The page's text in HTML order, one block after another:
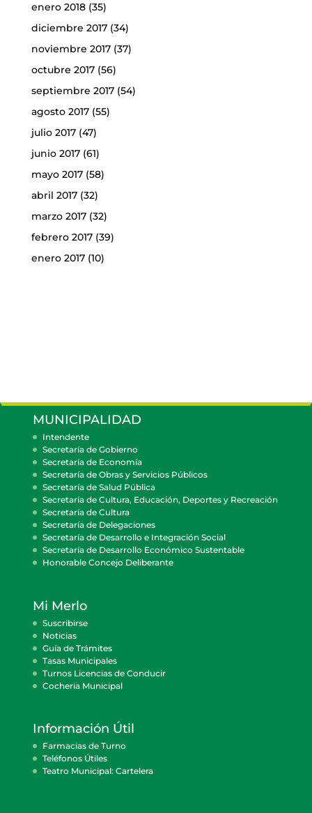
enero 2018(35)
diciembre 2017(34)
noviembre 2017(37)
octubre 2017(56)
septiembre 2017(54)
agosto 2017(55)
julio 2017(47)
junio 2017(61)
mayo 2017(58)
abril 2017(32)
marzo 2017(32)
febrero 2017(39)
enero 2017(10)
MUNICIPALIDAD
Intendente
Secretaría de Gobierno
Secretaría de Economía
Secretaría de Obras y Servicios Públicos
Secretaría de Salud Pública
Secretaría de Cultura, Educación, Deportes y Recreación
Secretaría de Cultura
Secretaría de Delegaciones
Secretaría de Desarrollo e Integración Social
Secretaría de Desarrollo Económico Sustentable
Honorable Concejo Deliberante
Mi Merlo
Suscribirse
Noticias
Guía de Trámites
Tasas Municipales
Turnos Licencias de Conducir
Cocheria Municipal
Información Útil
Farmacias de Turno
Teléfonos Útiles
Teatro Municipal: Cartelera